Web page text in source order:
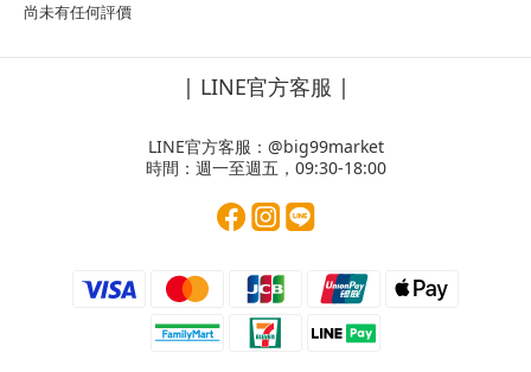
尚未有任何評價
| LINE官方客服 |
LINE官方客服： @big99market
時間：週一至週五，09:30-18:00